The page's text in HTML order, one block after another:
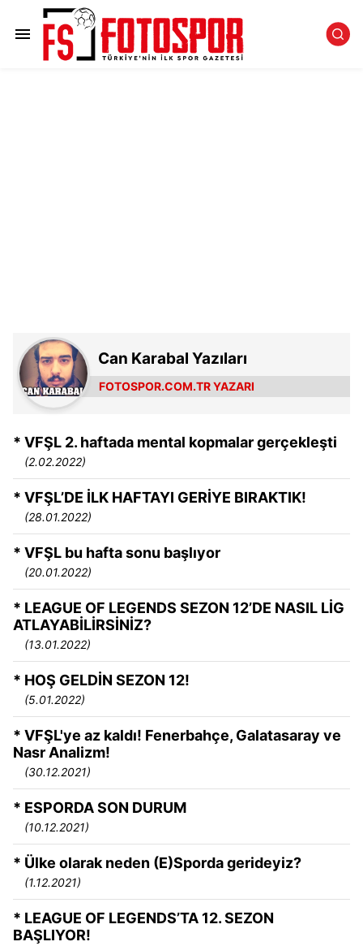
Can Karabal Yazıları
FOTOSPOR.COM.TR YAZARI
* VFŞL 2. haftada mental kopmalar gerçekleşti
(2.02.2022)
* VFŞL’DE İLK HAFTAYI GERİYE BIRAKTIK!
(28.01.2022)
* VFŞL bu hafta sonu başlıyor
(20.01.2022)
* LEAGUE OF LEGENDS SEZON 12’DE NASIL LİG
ATLAYABİLİRSİNİZ?
(13.01.2022)
* HOŞ GELDİN SEZON 12!
(5.01.2022)
* VFŞL'ye az kaldı! Fenerbahçe, Galatasaray ve
Nasr Analizm!
(30.12.2021)
* ESPORDA SON DURUM
(10.12.2021)
* Ülke olarak neden (E)Sporda gerideyiz?
(1.12.2021)
* LEAGUE OF LEGENDS’TA 12. SEZON
BAŞLIYOR!